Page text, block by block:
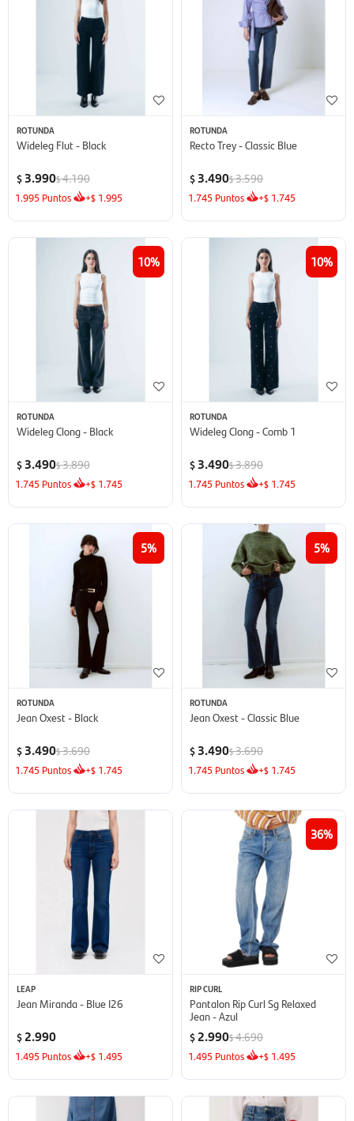
ROTUNDA
Wideleg Flut - Black
$ 3.990$4.190
1.995 Puntos +$ 1.995
ROTUNDA
Recto Trey - Classic Blue
$ 3.490$3.590
1.745 Puntos +$ 1.745
10
ROTUNDA
Wideleg Clong - Black
$ 3.490$3.890
1.745 Puntos +$ 1.745
10
ROTUNDA
Wideleg Clong - Comb 1
$ 3.490$3.890
1.745 Puntos +$ 1.745
5
ROTUNDA
Jean Oxest - Black
$ 3.490$3.690
1.745 Puntos +$ 1.745
5
ROTUNDA
Jean Oxest - Classic Blue
$ 3.490$3.690
1.745 Puntos +$ 1.745
LEAP
Jean Miranda - Blue I26
$ 2.990
1.495 Puntos +$ 1.495
36
RIP CURL
Pantalon Rip Curl Sg Relaxed
Jean - Azul
$ 2.990$4.690
1.495 Puntos +$ 1.495